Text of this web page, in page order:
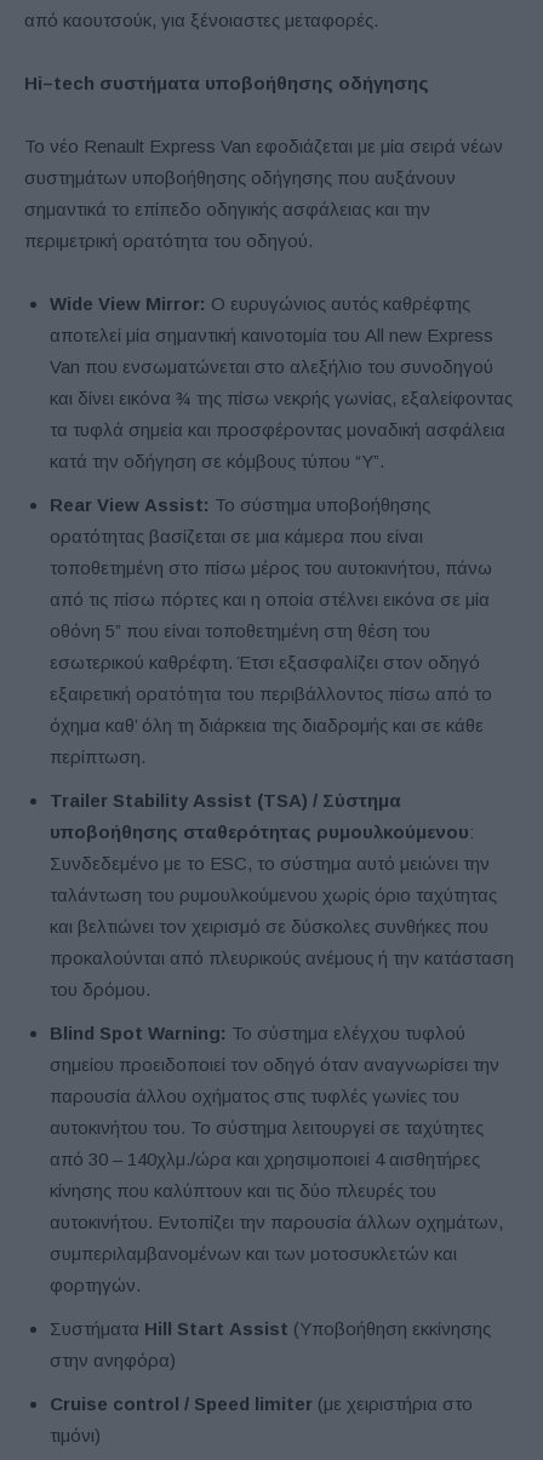
από καουτσούκ, για ξένοιαστες μεταφορές.
Hi–tech συστήματα υποβοήθησης οδήγησης
Το νέο Renault Express Van εφοδιάζεται με μία σειρά νέων
συστημάτων υποβοήθησης οδήγησης που αυξάνουν
σημαντικά το επίπεδο οδηγικής ασφάλειας και την
περιμετρική ορατότητα του οδηγού.
Wide View Mirror: Ο ευρυγώνιος αυτός καθρέφτης
αποτελεί μία σημαντική καινοτομία του All new Express
Van που ενσωματώνεται στο αλεξήλιο του συνοδηγού
και δίνει εικόνα ¾ της πίσω νεκρής γωνίας, εξαλείφοντας
τα τυφλά σημεία και προσφέροντας μοναδική ασφάλεια
κατά την οδήγηση σε κόμβους τύπου “Y”.
Rear View Assist: Το σύστημα υποβοήθησης
ορατότητας βασίζεται σε μια κάμερα που είναι
τοποθετημένη στο πίσω μέρος του αυτοκινήτου, πάνω
από τις πίσω πόρτες και η οποία στέλνει εικόνα σε μία
οθόνη 5” που είναι τοποθετημένη στη θέση του
εσωτερικού καθρέφτη. Έτσι εξασφαλίζει στον οδηγό
εξαιρετική ορατότητα του περιβάλλοντος πίσω από το
όχημα καθ’ όλη τη διάρκεια της διαδρομής και σε κάθε
περίπτωση.
Trailer Stability Assist (TSA) / Σύστημα
υποβοήθησης σταθερότητας ρυμουλκούμενου:
Συνδεδεμένο με το ESC, το σύστημα αυτό μειώνει την
ταλάντωση του ρυμουλκούμενου χωρίς όριο ταχύτητας
και βελτιώνει τον χειρισμό σε δύσκολες συνθήκες που
προκαλούνται από πλευρικούς ανέμους ή την κατάσταση
του δρόμου.
Blind Spot Warning: Το σύστημα ελέγχου τυφλού
σημείου προειδοποιεί τον οδηγό όταν αναγνωρίσει την
παρουσία άλλου οχήματος στις τυφλές γωνίες του
αυτοκινήτου του. Το σύστημα λειτουργεί σε ταχύτητες
από 30 – 140χλμ./ώρα και χρησιμοποιεί 4 αισθητήρες
κίνησης που καλύπτουν και τις δύο πλευρές του
αυτοκινήτου. Εντοπίζει την παρουσία άλλων οχημάτων,
συμπεριλαμβανομένων και των μοτοσυκλετών και
φορτηγών.
Συστήματα Hill Start Assist (Υποβοήθηση εκκίνησης
στην ανηφόρα)
Cruise control / Speed limiter (με χειριστήρια στο
τιμόνι)